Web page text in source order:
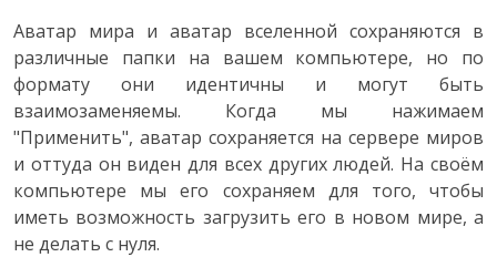
Аватар мира и аватар вселенной сохраняются в
различные папки на вашем компьютере, но по
формату они идентичны и могут быть
взаимозаменяемы. Когда мы нажимаем
"Применить", аватар сохраняется на сервере миров
и оттуда он виден для всех других людей. На своём
компьютере мы его сохраняем для того, чтобы
иметь возможность загрузить его в новом мире, а
не делать с нуля.